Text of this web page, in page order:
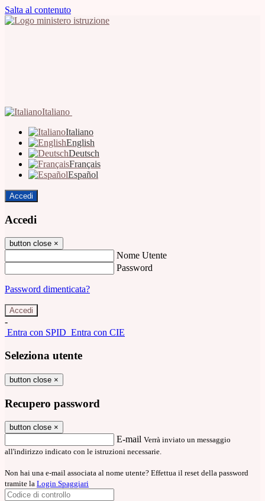
Salta al contenuto
Italiano
Italiano
English
Deutsch
Français
Español
Accedi
Accedi
button close ×
Nome Utente
Password
Password dimenticata?
-
Entra con SPID Entra con CIE
Seleziona utente
button close ×
Recupero password
button close ×
E-mail Verrà inviato un messaggio
all'indirizzo indicato con le istruzioni necessarie.
Non hai una e-mail associata al nome utente? Effettua il reset della password
tramite la Login Spaggiari